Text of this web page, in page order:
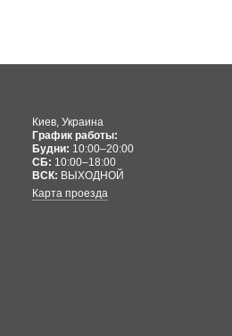
Киев, Украина
График работы:
Будни: 10:00–20:00
СБ: 10:00–18:00
ВСК: ВЫХОДНОЙ
Карта проезда